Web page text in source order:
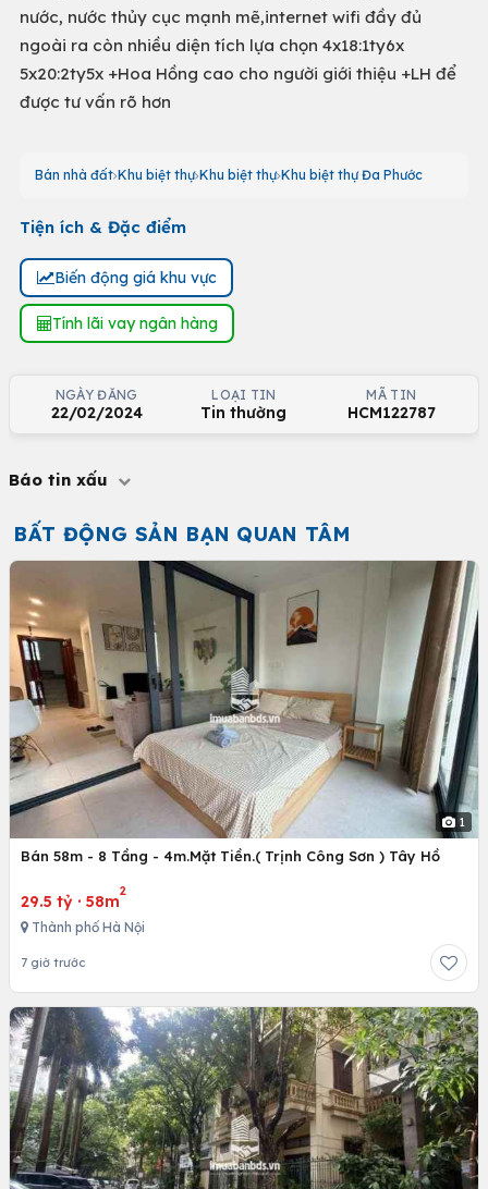
nước, nước thủy cục mạnh mẽ,internet wifi đầy đủ
ngoài ra còn nhiều diện tích lựa chọn 4x18:1ty6x
5x20:2ty5x +Hoa Hồng cao cho người giới thiệu +LH để
được tư vấn rõ hơn
Bán nhà đất Khu biệt thự Khu biệt thự Khu biệt thự Đa Phước
Tiện ích & Đặc điểm
Biến động giá khu vực
Tính lãi vay ngân hàng
NGÀY ĐĂNG
22/02/2024
LOẠI TIN
Tin thường
MÃ TIN
HCM122787
Báo tin xấu
BẤT ĐỘNG SẢN BẠN QUAN TÂM
1
Bán 58m - 8 Tầng - 4m.Mặt Tiền.( Trịnh Công Sơn ) Tây Hồ
29.5 tỷ · 58m
2
Thành phố Hà Nội
7 giờ trước